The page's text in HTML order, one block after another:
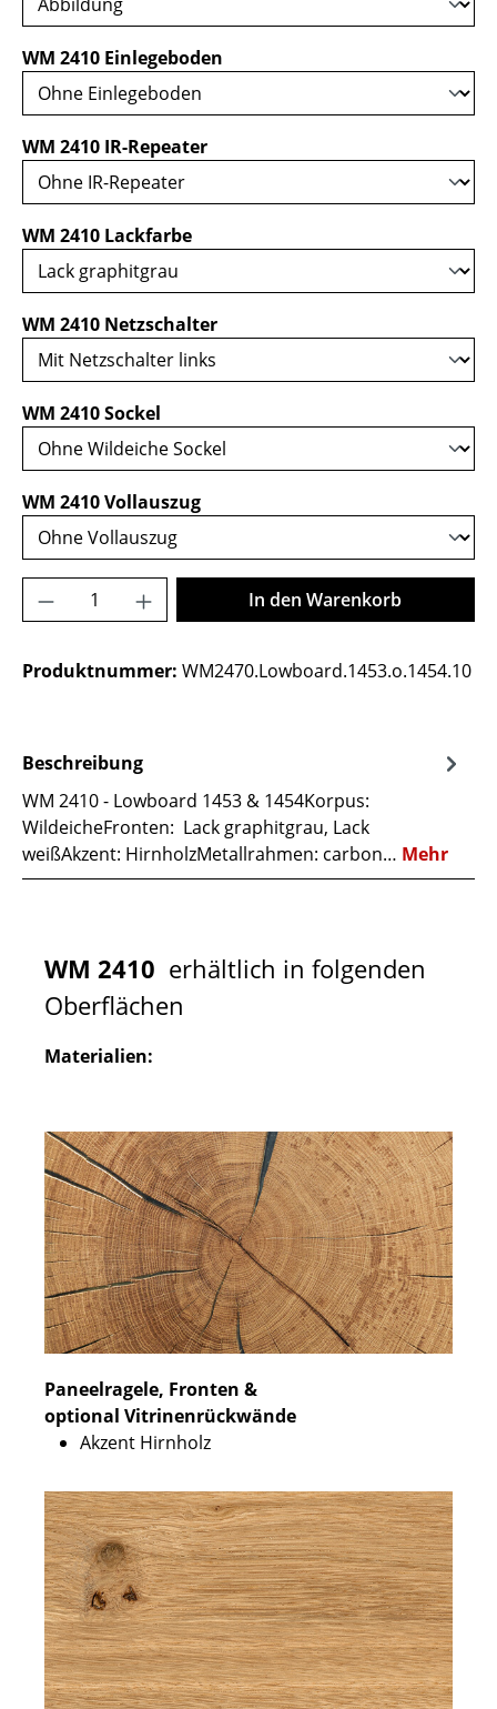
WM 2410 Einlegeboden
WM 2410 IR-Repeaterauswählen
WM 2410 Lackfarbeauswählen
WM 2410 Netzschalterauswählen
WM 2410 Sockel
WM 2410 Vollauszugauswählen
Produkt Anzahl: Gib den gewünschten
In den Warenkorb
Produktnummer: WM2470.Lowboard.1453.o.1454.10
Beschreibung
WM 2410 - Lowboard 1453 & 1454Korpus:
WildeicheFronten: Lack graphitgrau, Lack
weißAkzent: HirnholzMetallrahmen: carbon… Mehr
WM 2410 erhältlich in folgenden
Oberflächen
Materialien:
Paneelragele, Fronten &
optional Vitrinenrückwände
Akzent Hirnholz